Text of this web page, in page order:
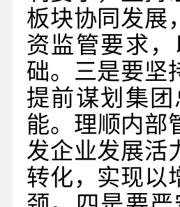
板块协同发展
资监管要求
础。三是要坚
提前谋划集
能。理顺内部
发企业发展活
转化，实现以